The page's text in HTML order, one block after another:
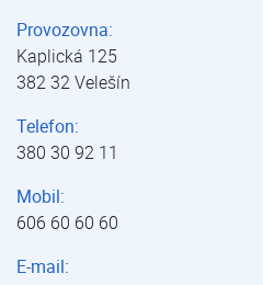
Provozovna:
Kaplická 125
382 32 Velešín
Telefon:
380 30 92 11
Mobil:
606 60 60 60
E-mail: